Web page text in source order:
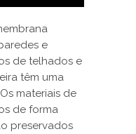
e
de telhados e
têm uma
materiais de
de forma
preservados